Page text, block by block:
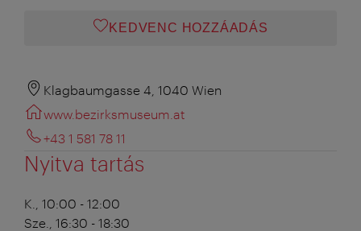
KEDVENC HOZZÁADÁS
Klagbaumgasse 4, 1040 Wien
www.bezirksmuseum.at
+43 1 581 78 11
Nyitva tartás
K., 10:00 - 12:00
Sze., 16:30 - 18:30